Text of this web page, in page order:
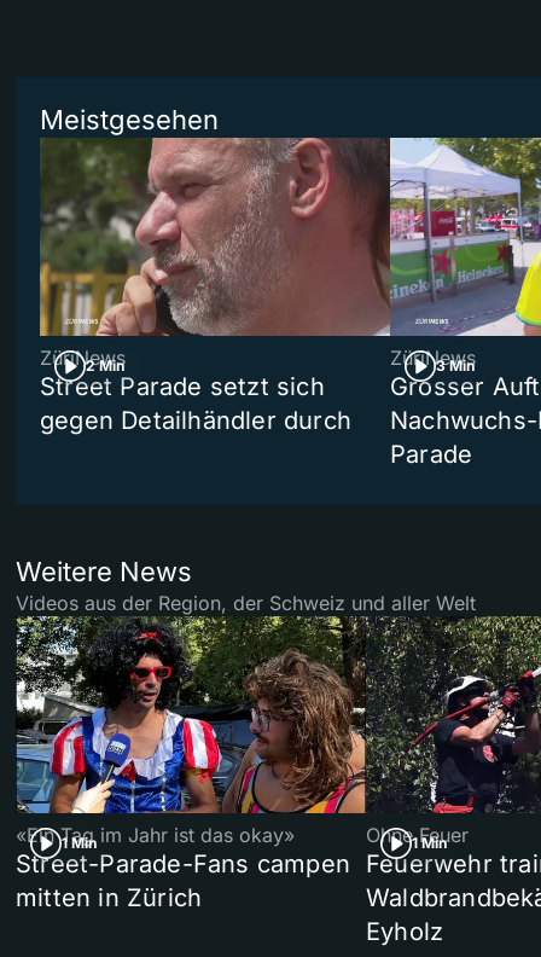
Meistgesehen
2 Min
ZüriNews
Street Parade setzt sich
gegen Detailhändler durch
3 Min
ZüriNews
Grosser
Parade
Weitere News
Videos aus der Region, der Schweiz und aller Welt
1 Min
«Ein Tag im Jahr ist das okay»
Street-Parade-Fans campen
mitten in Zürich
1 Min
Ohne Feuer
Feuerwehr
Eyholz